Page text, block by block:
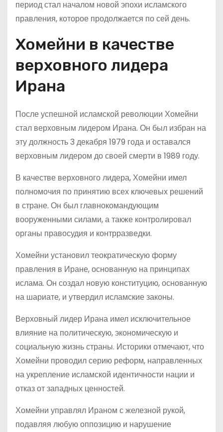
период стал началом новой эпохи исламского
правления, которое продолжается по сей день.
Хомейни в качестве
верховного лидера
Ирана
После успешной исламской революции Хомейни
стал верховным лидером Ирана. Он был избран на
эту должность 3 декабря 1979 года и оставался
верховным лидером до своей смерти в 1989 году.
В качестве верховного лидера, Хомейни имел
полномочия по принятию всех ключевых решений
в стране. Он был главнокомандующим
вооруженными силами, а также контролировал
органы правосудия и контрразведки.
Хомейни установил теократическую форму
правления в Иране, основанную на принципах
ислама. Он создал новую конституцию, основанную
на шариате, и утвердил исламские законы.
Верховный лидер Ирана имел исключительное
влияние на политическую, экономическую и
социальную жизнь страны. Историки отмечают, что
Хомейни проводил серию реформ, направленных
на укрепление исламской идентичности нации и
отказ от западных ценностей.
Хомейни управлял Ираном с железной рукой,
подавляя любую оппозицию и нарушение